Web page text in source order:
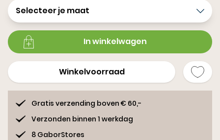
Selecteer je maat
In winkelwagen
Winkelvoorraad
Gratis verzending boven € 60,-
Verzonden binnen 1 werkdag
8 GaborStores